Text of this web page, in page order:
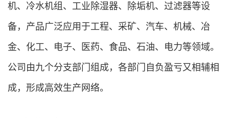
机、冷水机组、工业除湿器、除垢机、过滤器等设
备，产品广泛应用于工程、采矿、汽车、机械、冶
金、化工、电子、医药、食品、石油、电力等领域。
公司由九个分支部门组成，各部门自负盈亏又相辅相
成，形成高效生产网络。